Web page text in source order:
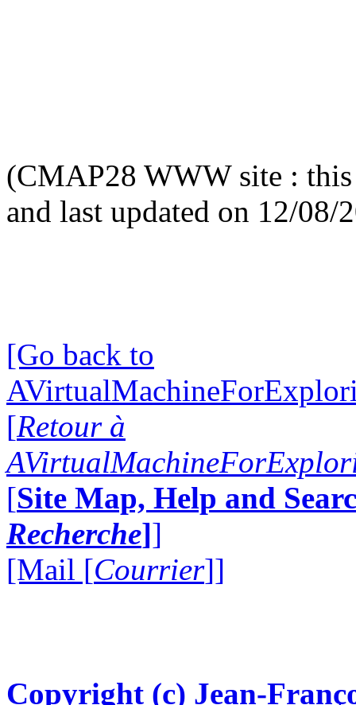
(CMAP28 WWW site : this
and last updated on 12/08/
[Go back to
[Retour à
[Site Map, Help and
Recherche]]
[Mail [Courrier]]
Copyright (c) Jean-